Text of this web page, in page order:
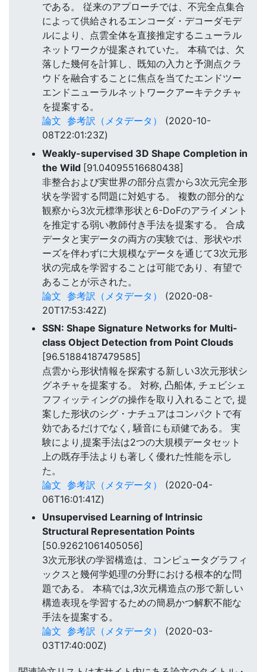
である。 従来のアプローチでは、不完全点集合
によって供給されるエンコーダ・デコーダモデ
ルにより、点雲全体を直接推定するニューラル
ネットワークが提案されていた。 本稿では、欠
落した幾何を計算し、既知の入力と予測点クラ
ウドを融合することに焦点を当てたエンドツー
エンドニューラルネットワークアーキテクチャ
を提案する。
論文 参考訳（メタデータ）
(2020-10-
08T22:01:23Z)
Weakly-supervised 3D Shape Completion in
the Wild [91.04095516680438]
非整合および実世界の部分点雲から3次元完全形
状を学習する問題に対処する。 複数の部分的な
観察から3次元標準形状と6-DoFのアライメント
を推定する弱い教師付き手法を提案する。 合成
データと実データの両方の実験では、形状やポ
ーズを伴わずに大規模なデータを通じて3次元形
状の完成を学習することは可能であり、有望で
あることが示された。
論文 参考訳（メタデータ）
(2020-08-
20T17:53:42Z)
SSN: Shape Signature Networks for Multi-
class Object Detection from Point Clouds
[96.51884187479585]
点雲から形状情報を探索する新しい3次元形状シ
グネチャを提案する。 対称, 凸船体, チェビシェ
フフィッティングの操作を取り入れることで, 提
案した形状のシグ・ナチュアはコンパクトで有
効であるだけでなく, 騒音にも頑健である。 実
験により,提案手法は2つの大規模データセット
上の既存手法よりも著しく優れた性能を示し
た。
論文 参考訳（メタデータ）
(2020-04-
06T16:01:41Z)
Unsupervised Learning of Intrinsic
Structural Representation Points
[50.92621061405056]
3次元形状の学習構造は、コンピュータグラフィ
ックスと幾何学処理の分野における根本的な問
題である。 本稿では,3次元構造点の形で新しい
構造表現を学習するための簡易かつ解釈不能な
手法を提案する。
論文 参考訳（メタデータ）
(2020-03-
03T17:40:00Z)